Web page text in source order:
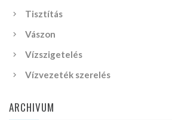
Tisztítás
Vászon
Vízszigetelés
Vízvezeték szerelés
ARCHIVUM